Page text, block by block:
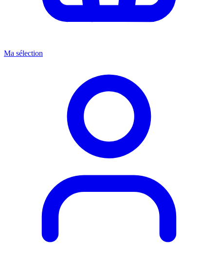
Ma sélection